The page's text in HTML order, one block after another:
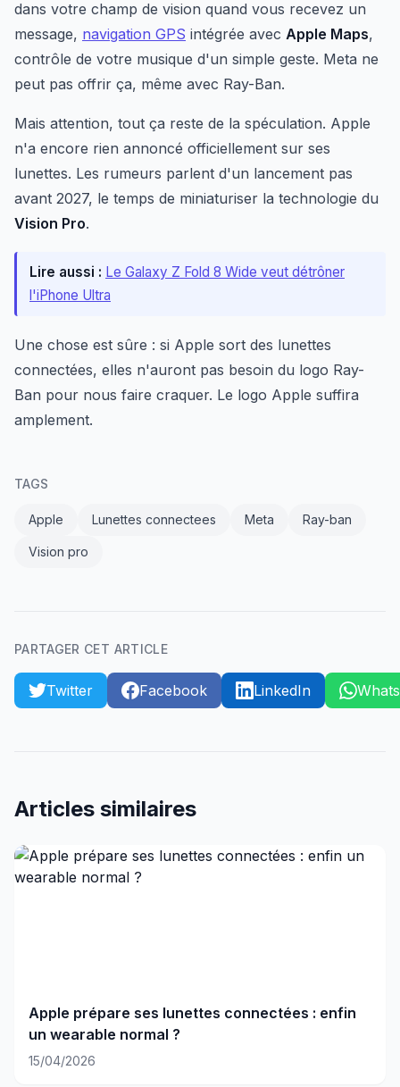
dans votre champ de vision quand vous recevez un
message, navigation GPS intégrée avec Apple Maps,
contrôle de votre musique d'un simple geste. Meta ne
peut pas offrir ça, même avec Ray-Ban.
Mais attention, tout ça reste de la spéculation. Apple
n'a encore rien annoncé officiellement sur ses
lunettes. Les rumeurs parlent d'un lancement pas
avant 2027, le temps de miniaturiser la technologie du
Vision Pro.
Lire aussi : Le Galaxy Z Fold 8 Wide veut détrôner
l'iPhone Ultra
Une chose est sûre : si Apple sort des lunettes
connectées, elles n'auront pas besoin du logo Ray-
Ban pour nous faire craquer. Le logo Apple suffira
amplement.
TAGS
Apple Lunettes connectees Meta Ray-ban
Vision pro
PARTAGER CET ARTICLE
Twitter Facebook LinkedIn
Articles similaires
Apple prépare ses lunettes connectées : enfin
un wearable normal ?
15/04/2026